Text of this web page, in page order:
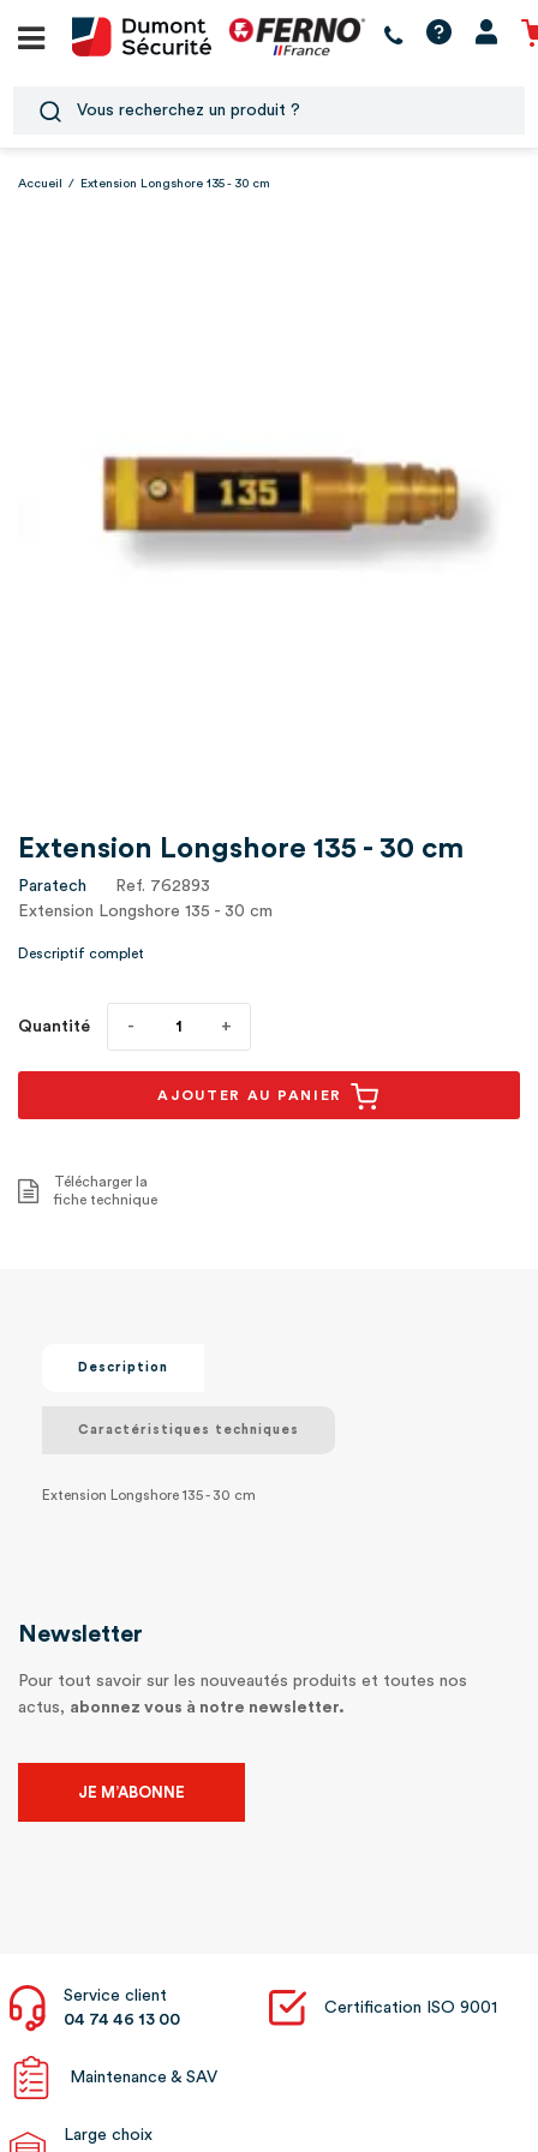
Accueil / Extension Longshore 135 - 30 cm
Extension Longshore 135 - 30 cm
Paratech
Ref. 762893
Extension Longshore 135 - 30 cm
Descriptif complet
Quantité
AJOUTER AU PANIER
Télécharger la
fiche technique
Description
Caractéristiques techniques
Extension Longshore 135 - 30 cm
Newsletter
Pour tout savoir sur les nouveautés produits et toutes nos
actus, abonnez vous à notre newsletter.
JE M’ABONNE
Service client
04 74 46 13 00
Certification ISO 9001
Maintenance & SAV
Large choix